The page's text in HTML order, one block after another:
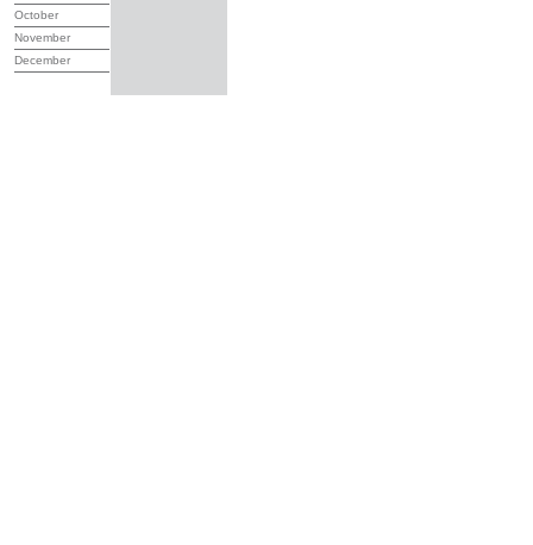
October
November
December